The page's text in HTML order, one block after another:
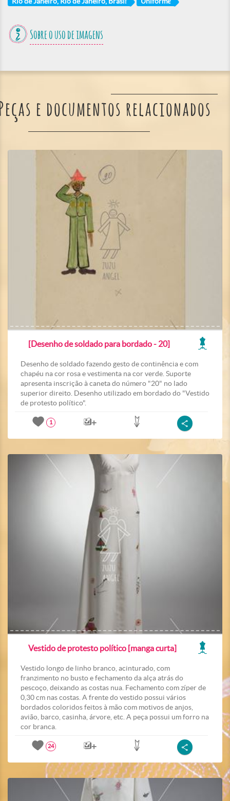
Sobre o uso de imagens
e documentos relacionados
[Desenho de soldado para bordado - 20]
Desenho de soldado fazendo gesto de continência e com
chapéu na cor rosa e vestimenta na cor verde. Suporte
apresenta inscrição à caneta do número "20" no lado
superior direito. Desenho utilizado em bordado do "Vestido
de protesto político".
1
Vestido de protesto político [manga curta]
Vestido longo de linho branco, acinturado, com
franzimento no busto e fechamento da alça atrás do
pescoço, deixando as costas nua. Fechamento com zíper de
0,30 cm nas costas. A frente do vestido possui vários
bordados coloridos feitos à mão com motivos de anjos,
avião, barco, casinha, árvore, etc. A peça possui um forro na
cor branca.
24